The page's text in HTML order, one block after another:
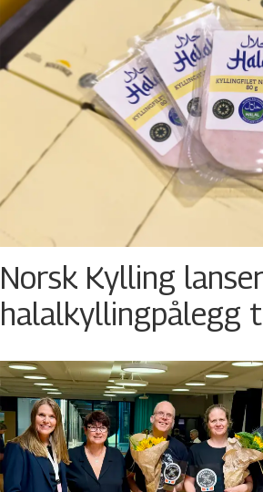
Norsk Kylling
halalkyllingpålegg